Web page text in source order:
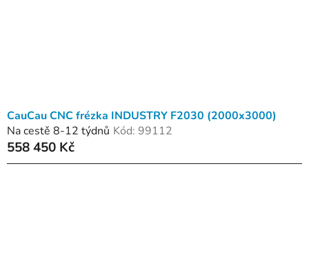
CauCau CNC frézka INDUSTRY F2030 (2000x3000)
Na cestě 8-12 týdnů Kód: 99112
558 450 Kč